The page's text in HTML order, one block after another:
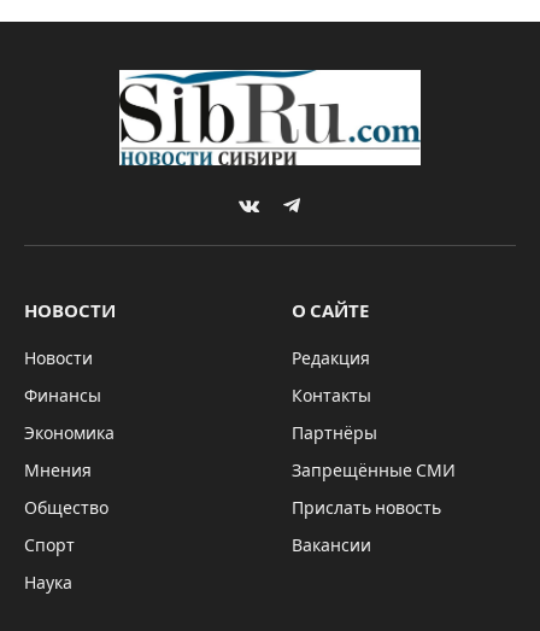
VKontakteTelegram
НОВОСТИ
Новости
Финансы
Экономика
Мнения
Общество
Спорт
Наука
О САЙТЕ
Редакция
Контакты
Партнёры
Запрещённые СМИ
Прислать новость
Вакансии